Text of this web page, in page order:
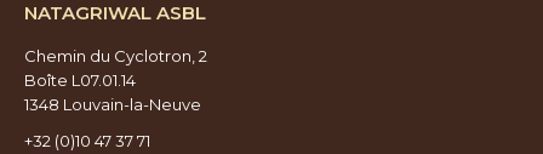
NATAGRIWAL ASBL
Chemin du Cyclotron, 2
Boîte L07.01.14
1348 Louvain-la-Neuve
+32 (0)10 47 37 71